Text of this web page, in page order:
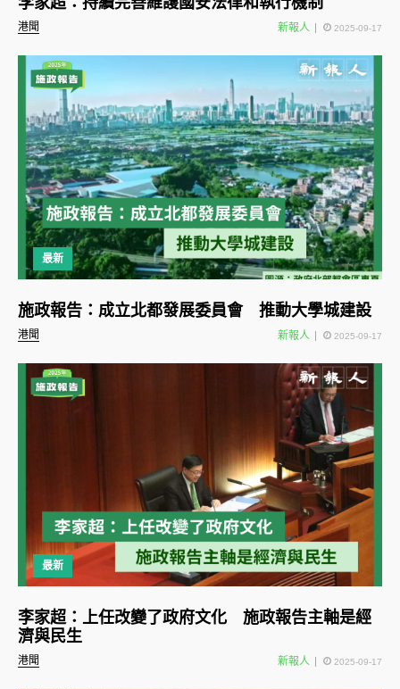
港聞 新報人 2025-09-17
最新
港聞
施政報告：成立北都發展委員會 推動大學城建設
新報人 2025-09-17
最新
港聞
李家超：上任改變了政府文化 施政報告主軸是經
濟與民生
新報人 2025-09-17